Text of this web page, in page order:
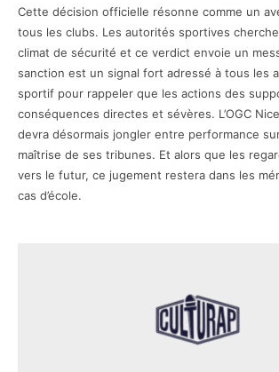
Cette décision officielle résonne comme un
tous les clubs. Les autorités sportives
climat de sécurité et ce verdict envoie un
sanction est un signal fort adressé à tous les
sportif pour rappeler que les actions des
conséquences directes et sévères. L’OGC
devra désormais jongler entre performance
maîtrise de ses tribunes. Et alors que les
vers le futur, ce jugement restera dans les
cas d’école.